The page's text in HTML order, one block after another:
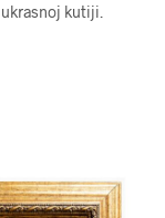
kutiji.